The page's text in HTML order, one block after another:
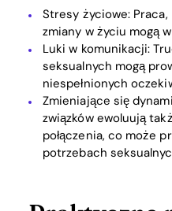
Stresy życiowe:
zmiany w życiu mogą
Luki w komunikacji:
seksualnych mogą
niespełnionych
Zmieniające się
związków ewoluują
połączenia, co może
potrzebach